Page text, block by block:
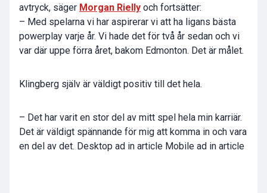
avtryck, säger Morgan Rielly och fortsätter:
– Med spelarna vi har aspirerar vi att ha ligans bästa
powerplay varje år. Vi hade det för två år sedan och vi
var där uppe förra året, bakom Edmonton. Det är målet.
Klingberg själv är väldigt positiv till det hela.
– Det har varit en stor del av mitt spel hela min karriär.
Det är väldigt spännande för mig att komma in och vara
en del av det. Desktop ad in article Mobile ad in article